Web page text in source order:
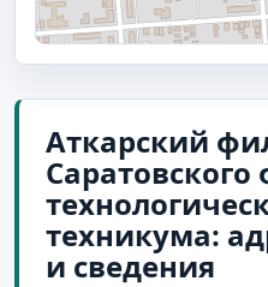
Аткарский
техникума:
и сведения